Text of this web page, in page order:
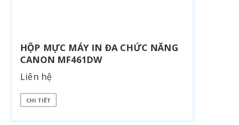
HỘP MỰC MÁY IN ĐA CHỨC NĂNG
CANON MF461DW
Liên hệ
CHI TIẾT